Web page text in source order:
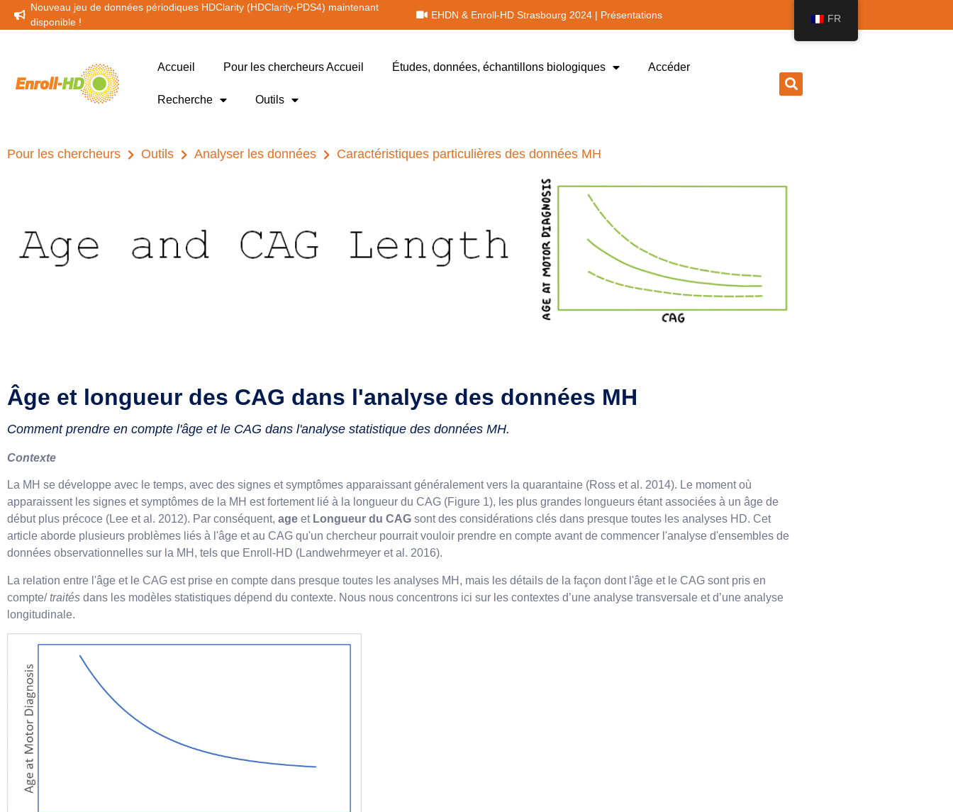
Nouveau jeu de données périodiques HDClarity (HDClarity-PDS4) maintenant
disponible !
EHDN & Enroll-HD Strasbourg 2024 | Présentations
Accueil Pour les chercheurs Accueil Études, données, échantillons biologiques Accéder
Recherche Outils
Pour les chercheurs Outils Analyser les données Caractéristiques particulières des données MH
Âge et longueur des CAG dans l'analyse des données MH
Comment prendre en compte l'âge et le CAG dans l'analyse statistique des données MH.
Contexte
La MH se développe avec le temps, avec des signes et symptômes apparaissant généralement vers la quarantaine (Ross et al. 2014). Le moment où
apparaissent les signes et symptômes de la MH est fortement lié à la longueur du CAG (Figure 1), les plus grandes longueurs étant associées à un âge de
début plus précoce (Lee et al. 2012). Par conséquent, age et Longueur du CAG sont des considérations clés dans presque toutes les analyses HD. Cet
article aborde plusieurs problèmes liés à l'âge et au CAG qu'un chercheur pourrait vouloir prendre en compte avant de commencer l'analyse d'ensembles de
données observationnelles sur la MH, tels que Enroll-HD (Landwehrmeyer et al. 2016).
La relation entre l'âge et le CAG est prise en compte dans presque toutes les analyses MH, mais les détails de la façon dont l'âge et le CAG sont pris en
compte/traités dans les modèles statistiques dépend du contexte. Nous nous concentrons ici sur les contextes d’une analyse transversale et d’une analyse
longitudinale.
FR